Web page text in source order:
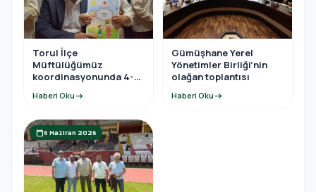
Torul İlçe
Müftülüğümüz
koordinasyonunda 4-6
sonu programına
Haberi Oku arrow_right_alt
Gümüşhane Yerel
Yönetimler Birliği’nin
olağan toplantısı
Haberi Oku arrow_right_alt
calendar_today6 Haziran 2026